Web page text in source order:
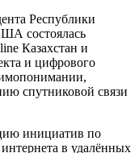
Республики
состоялась
Казахстан и
и цифрового
спутниковой связи
инициатив по
в удалённых